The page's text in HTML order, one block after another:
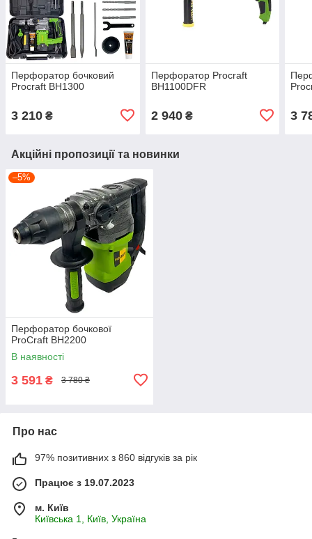
Перфоратор бочковий
Procraft BH1300
3 210 ₴
Перфоратор Procraft
BH1100DFR
2 940₴ 3
Акційні пропозиції та новинки
–5%
Перфоратор бочкової
ProCraft BH2200
В наявності
3 591 ₴ 3 780 ₴
Про нас
97% позитивних з 860 відгуків за рік
Працює з 19.07.2023
м. Київ
Київська 1, Київ, Україна